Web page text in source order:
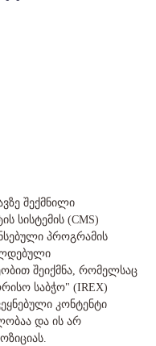
შექმნილი
სისტემის (CMS)
პროგრამის
შეიქმნა, რომელსაც
საბჭო" (IREX)
კონტენტი
და ის არ